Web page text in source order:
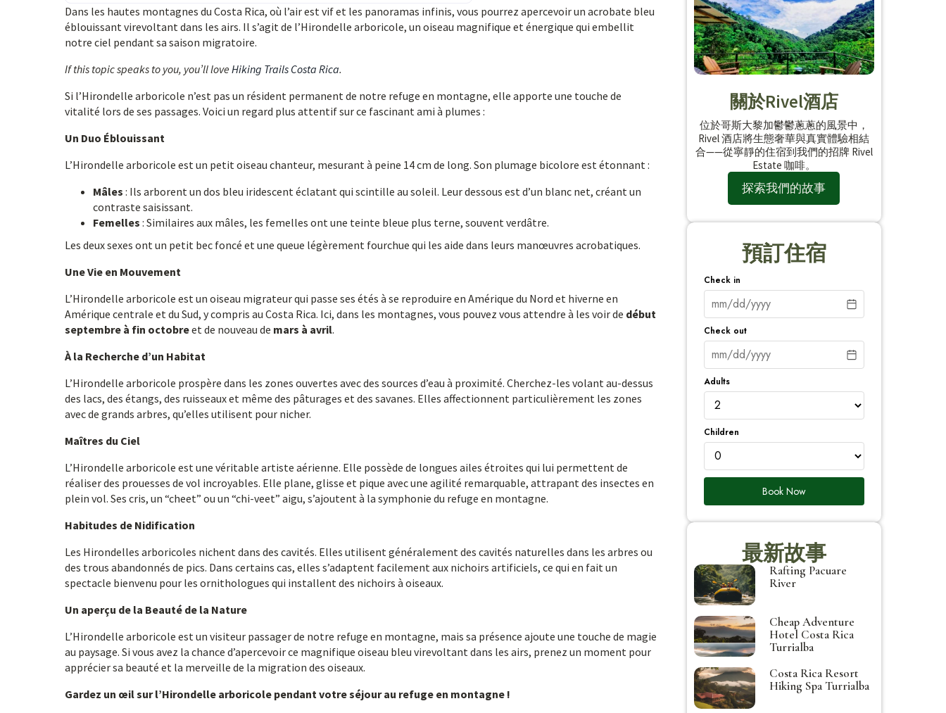
Dans les hautes montagnes du Costa Rica, où l’air est vif et les panoramas infinis, vous pourrez apercevoir un acrobate bleu
éblouissant virevoltant dans les airs. Il s’agit de l’Hirondelle arboricole, un oiseau magnifique et énergique qui embellit
notre ciel pendant sa saison migratoire.
If this topic speaks to you, you’ll love Hiking Trails Costa Rica.
Si l’Hirondelle arboricole n’est pas un résident permanent de notre refuge en montagne, elle apporte une touche de
vitalité lors de ses passages. Voici un regard plus attentif sur ce fascinant ami à plumes :
Un Duo Éblouissant
L’Hirondelle arboricole est un petit oiseau chanteur, mesurant à peine 14 cm de long. Son plumage bicolore est étonnant :
Mâles : Ils arborent un dos bleu iridescent éclatant qui scintille au soleil. Leur dessous est d’un blanc net, créant un
contraste saisissant.
Femelles : Similaires aux mâles, les femelles ont une teinte bleue plus terne, souvent verdâtre.
Les deux sexes ont un petit bec foncé et une queue légèrement fourchue qui les aide dans leurs manœuvres acrobatiques.
Une Vie en Mouvement
L’Hirondelle arboricole est un oiseau migrateur qui passe ses étés à se reproduire en Amérique du Nord et hiverne en
Amérique centrale et du Sud, y compris au Costa Rica. Ici, dans les montagnes, vous pouvez vous attendre à les voir de début
septembre à fin octobreet de nouveau de mars à avril.
À la Recherche d’un Habitat
L’Hirondelle arboricole prospère dans les zones ouvertes avec des sources d’eau à proximité. Cherchez-les volant au-dessus
des lacs, des étangs, des ruisseaux et même des pâturages et des savanes. Elles affectionnent particulièrement les zones
avec de grands arbres, qu’elles utilisent pour nicher.
Maîtres du Ciel
L’Hirondelle arboricole est une véritable artiste aérienne. Elle possède de longues ailes étroites qui lui permettent de
réaliser des prouesses de vol incroyables. Elle plane, glisse et pique avec une agilité remarquable, attrapant des insectes en
plein vol. Ses cris, un “cheet” ou un “chi-veet” aigu, s’ajoutent à la symphonie du refuge en montagne.
Habitudes de Nidification
Les Hirondelles arboricoles nichent dans des cavités. Elles utilisent généralement des cavités naturelles dans les arbres ou
des trous abandonnés de pics. Dans certains cas, elles s’adaptent facilement aux nichoirs artificiels, ce qui en fait un
spectacle bienvenu pour les ornithologues qui installent des nichoirs à oiseaux.
Un aperçu de la Beauté de la Nature
L’Hirondelle arboricole est un visiteur passager de notre refuge en montagne, mais sa présence ajoute une touche de magie
au paysage. Si vous avez la chance d’apercevoir ce magnifique oiseau bleu virevoltant dans les airs, prenez un moment pour
apprécier sa beauté et la merveille de la migration des oiseaux.
Gardez un œil sur l’Hirondelle arboricole pendant votre séjour au refuge en montagne !
關於Rivel酒店
位於哥斯大黎加鬱鬱蔥蔥的風景中，
Rivel 酒店將生態奢華與真實體驗相結
合——從寧靜的住宿到我們的招牌 Rivel
Estate 咖啡。
探索我們的故事
預訂住宿
Check in
Check out
Adults
Children
Book Now
最新故事
Rafting Pacuare
River
Cheap Adventure
Hotel Costa Rica
Turrialba
Costa Rica Resort
Hiking Spa Turrialba